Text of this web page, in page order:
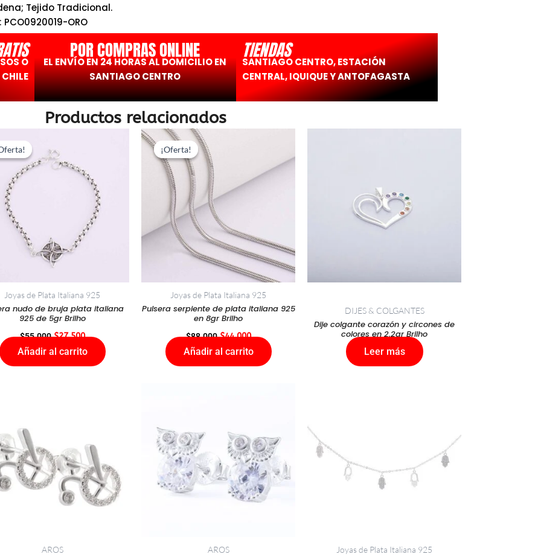
Tejido Tradicional.
PCO0920019-ORO
O
POR COMPRAS ONLINE
EL ENVÍO EN 24 HORAS AL DOMICILIO EN
SANTIAGO CENTRO
TIENDAS
SANTIAGO CENTRO, ESTACIÓN
CENTRAL, IQUIQUE Y ANTOFAGASTA
Productos relacionados
Joyas de Plata Italiana 925
nudo de bruja plata italiana
925 de 5gr Brilho
$55.000
original
era:
$55.000.
$27.500
$27.500.
Añadir al carrito
¡Oferta!
¡Oferta!
Joyas de Plata Italiana 925
Pulsera serpiente de plata italiana 925
en 8gr Brilho
$88.000
$88.000.
$44.000
$44.000.
Añadir al carrito
DIJES & COLGANTES
Dije colgante corazón y circones de
colores en 2,2gr Brilho
Leer más
AROS AROS Joyas de Plata Italiana 925